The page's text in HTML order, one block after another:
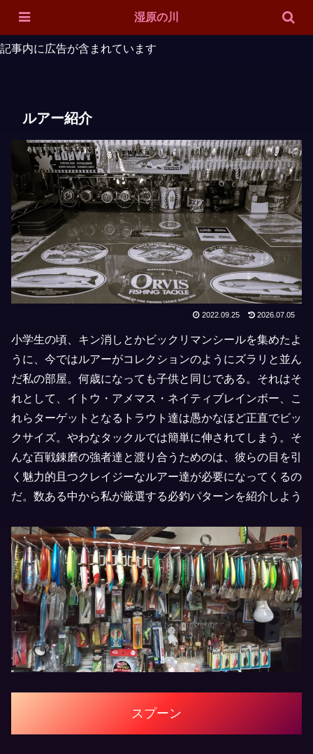
ホーム ルアー紹介 サイトマップ
記事内に広告が含まれています
ルアー紹介
2022.09.25 2026.07.05
小学生の頃、キン消しとかビックリマンシールを集めたよ
うに、今ではルアーがコレクションのようにズラリと並ん
だ私の部屋。何歳になっても子供と同じである。それはそ
れとして、イトウ・アメマス・ネイティブレインボー、こ
れらターゲットとなるトラウト達は愚かなほど正直でビッ
クサイズ。やわなタックルでは簡単に伸されてしまう。そ
んな百戦錬磨の強者達と渡り合うためのは、彼らの目を引
く魅力的且つクレイジーなルアー達が必要になってくるの
だ。数ある中から私が厳選する必釣パターンを紹介しよう
スプーン
湿原の川